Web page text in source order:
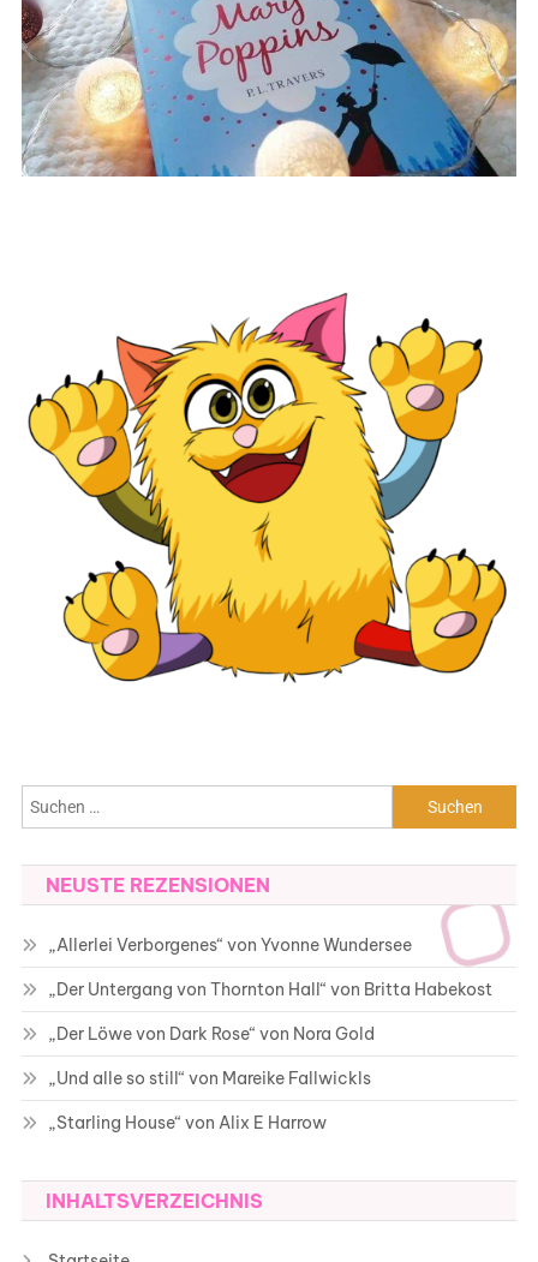
Suchen
nach:
NEUSTE REZENSIONEN
„Allerlei Verborgenes“ von Yvonne Wundersee
„Der Untergang von Thornton Hall“ von Britta Habekost
„Der Löwe von Dark Rose“ von Nora Gold
„Und alle so still“ von Mareike Fallwickls
„Starling House“ von Alix E Harrow
INHALTSVERZEICHNIS